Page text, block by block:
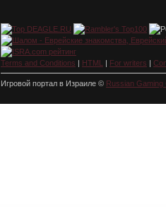
Terms and Conditions | HTML | For writers |
Игровой портал в Израиле © Russian Gaming